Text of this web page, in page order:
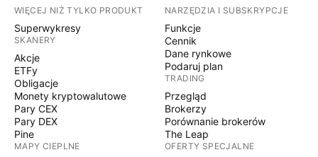
WIĘCEJ NIŻ TYLKO PRODUKT
Superwykresy
SKANERY
Akcje
ETFy
Obligacje
Monety kryptowalutowe
Pary CEX
Pary DEX
Pine
MAPY CIEPLNE
NARZĘDZIA I SUBSKRYPCJE
Funkcje
Cennik
Dane rynkowe
Podaruj plan
TRADING
Przegląd
Brokerzy
Porównanie brokerów
The Leap
OFERTY SPECJALNE